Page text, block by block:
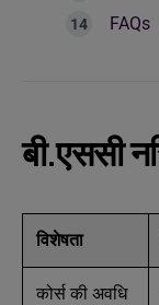
FAQs
बी.एससी
विशेषता
कोर्स की अवधि